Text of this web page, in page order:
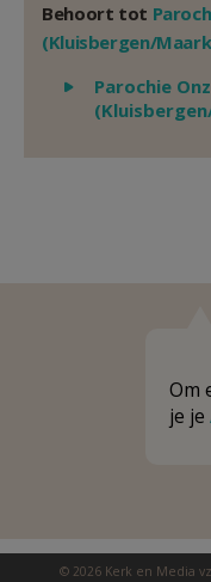
Behoort tot
(Kluisbergen/
Weergeven
Parochie
Om
je je
© 2026 Kerk en Media